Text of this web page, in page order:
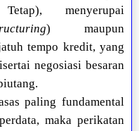
menyerupai
) maupun
tempo kredit, yang
negosiasi besaran
paling fundamental
maka perikatan